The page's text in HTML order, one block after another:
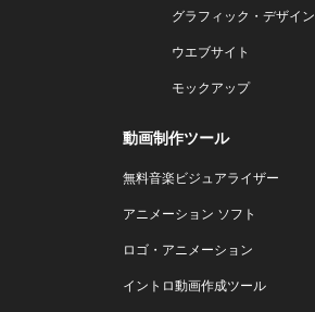
グラフィック・デザイン
ウエブサイト
モックアップ
動画制作ツール
無料音楽ビジュアライザー
アニメーション ソフト
ロゴ・アニメーション
イントロ動画作成ツール